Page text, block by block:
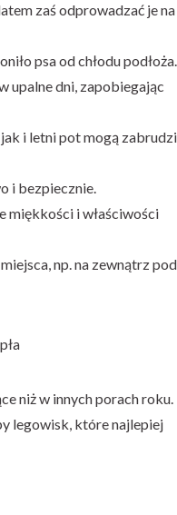
zaś odprowadzać je na
psa od chłodu podłoża.
upalne dni, zapobiegając
i letni pot mogą
i bezpiecznie.
miękkości i właściwości
np. na zewnątrz
niż w innych porach roku.
legowisk, które najlepiej